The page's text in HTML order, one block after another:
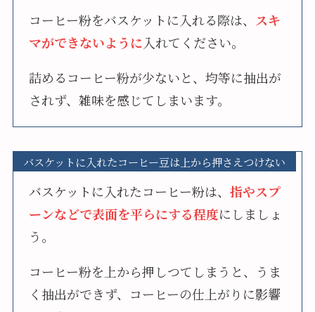
コーヒー粉をバスケットに入れる際は、
スキ
マができないように入れてください。
詰めるコーヒー粉が少ないと、均等に抽出が
されず、雑味を感じてしまいます。
バスケットに入れたコーヒー豆は上から押さえつけない
バスケットに入れたコーヒー粉は、指やスプ
ーンなどで表面を平らにする程度にしましょ
う。
コーヒー粉を上から押しつてしまうと、うま
く抽出ができず、コーヒーの仕上がりに影響